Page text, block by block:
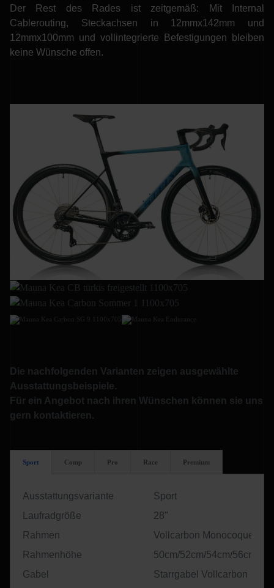
Der Rest des Rades ist zeitgemäß: Mit Internal
Cablerouting, Steckachsen in 12mmx142mm und
12mmx100mm und vollintegrierte Befestigungen bleiben
keine Wünsche offen.
Die nachfolgenden Varianten zeigen ausgewählte
Ausstattungsbeispiele.
Für ein Angebot nach ihren Wünschen können sie uns
gern kontaktieren.
Sport Comp Pro Race Premium
Ausstattungsvariante
Sport
Laufradgröße
28"
Rahmen
Vollcarbon Monocoque UD
Rahmenhöhe
50cm/52cm/54cm/56cm/
Gabel
Starrgabel Vollcarbon